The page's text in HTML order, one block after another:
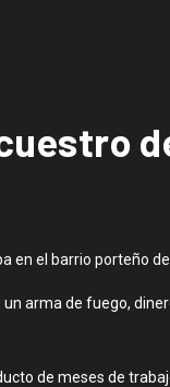
en el barrio porteño
arma de fuego,
de meses de